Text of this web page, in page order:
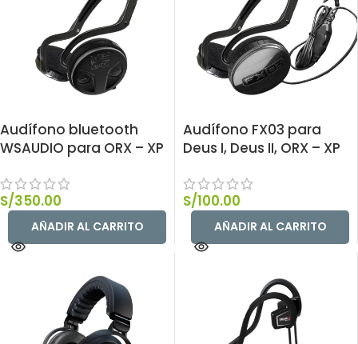
Audífono bluetooth
WSAUDIO para ORX – XP
S/350.00
AÑADIR AL CARRITO
Audífono FX03 para
Deus I, Deus II, ORX – XP
S/100.00
AÑADIR AL CARRITO